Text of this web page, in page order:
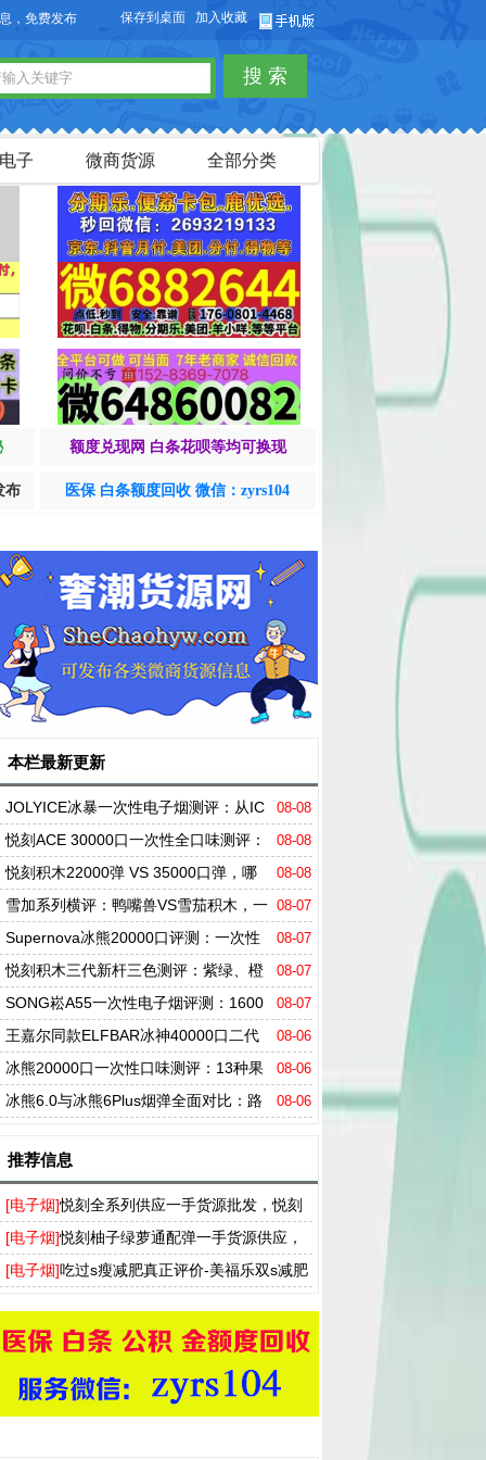
发布供求信息，也可以免费发布淘宝客商品信息。
保存到桌面 加入收藏
搜 索
子 微商货源 全部分类
额度兑现网 白条花呗等均可换现
布 医保 白条额度回收 微信：zyrs104
栏最新更新
08-08
JOLYICE冰暴一次性电子烟测评：从IC
EMAX到JOLYICE"冰暴正统"的进化与重构08-08
悦刻ACE 30000口一次性全口味测评：
三万口续航 + 一杯茶香解千愁？ 08-08
悦刻积木22000弹 VS 35000口弹，哪
款更值得买？ 08-07
雪加系列横评：鸭嘴兽VS雪茄积木，一
个"天花板"，一个"大玩家" 08-07
Supernova冰熊20000口评测：一次性
电子烟卷到天花板？ 08-07
悦刻积木三代新杆三色测评：紫绿、橙
白、黑，哪个才是你的心头好？ 08-07
SONG崧A55一次性电子烟评测：1600
0口+16ml大烟油容量，搭配纯钴电池及高清
屏实测
08-06
王嘉尔同款ELFBAR冰神40000口二代
评测：四档调冰+三模式，凭什么席卷市场？
08-06
冰熊20000口一次性口味测评：13种果
味一次说透，值得买吗？ 08-06
冰熊6.0与冰熊6Plus烟弹全面对比：路
荐信息
[电子烟]悦刻全系列供应一手货源批发，悦刻
买烟弹送烟杆厂家拿货渠道
[电子烟]悦刻柚子绿萝通配弹一手货源供应，
T盒飞雾奶茶杯实体店批发渠道
[电子烟]吃过s瘦减肥真正评价-美福乐双s减肥